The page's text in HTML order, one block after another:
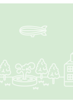
二拠点ライフ
移住ライフ